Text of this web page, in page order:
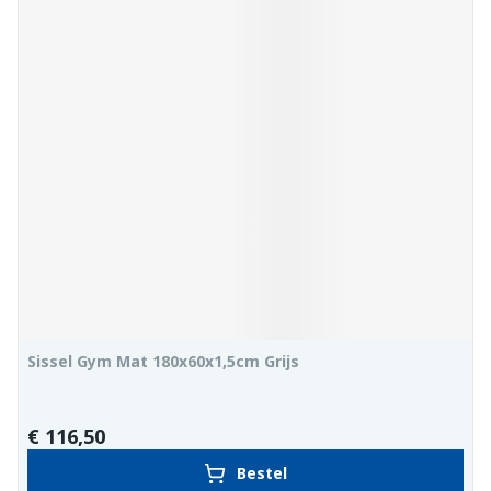
Sissel Gym Mat 180x60x1,5cm Grijs
€ 116,50
Bestel